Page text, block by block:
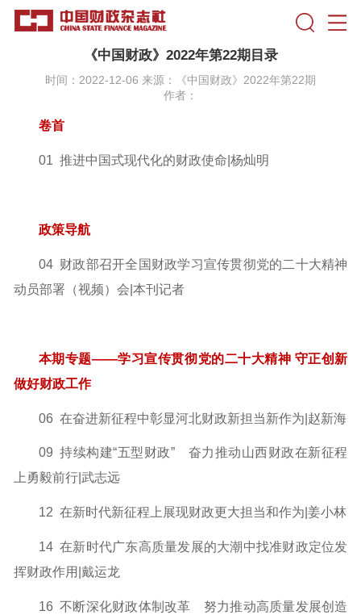
《中国财政》2022年第22期目录
时间：2022-12-06 来源：《中国财政》2022年第22期
作者：
卷首
01 推进中国式现代化的财政使命|杨灿明
政策导航
04 财政部召开全国财政学习宣传贯彻党的二十大精神
动员部署（视频）会|本刊记者
本期专题——学习宣传贯彻党的二十大精神 守正创新
做好财政工作
06 在奋进新征程中彰显河北财政新担当新作为|赵新海
09 持续构建“五型财政” 奋力推动山西财政在新征程
上勇毅前行|武志远
12 在新时代新征程上展现财政更大担当和作为|姜小林
14 在新时代广东高质量发展的大潮中找准财政定位发
挥财政作用 |戴运龙
16 不断深化财政体制改革 努力推动高质量发展创造